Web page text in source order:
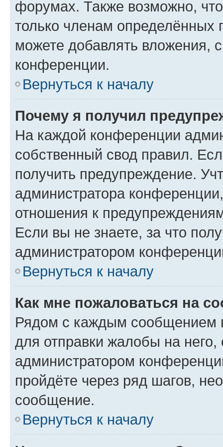
форумах. Также возможно,
только членам определённых
можете добавлять вложения,
конференции.
Вернуться к началу
Почему я получил
На каждой конференции
собственный свод правил.
получить предупреждение.
администратора
отношения к
Если вы не знаете, за что
администратором
Вернуться к началу
Как мне пожаловаться на
Рядом с каждым сообщением
для отправки жалобы на
администратором
пройдёте через ряд шагов,
сообщение.
Вернуться к началу